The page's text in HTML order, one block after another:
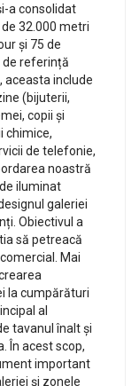
a consolidat
32.000 metri
și 75 de
de referință
aceasta include
(bijuterii,
copii și
chimice,
de telefonie,
noastră
iluminat
galeriei
Obiectivul a
să petreacă
Mai
la cumpărături
al
tavanul înalt și
În acest scop,
important
și zonele